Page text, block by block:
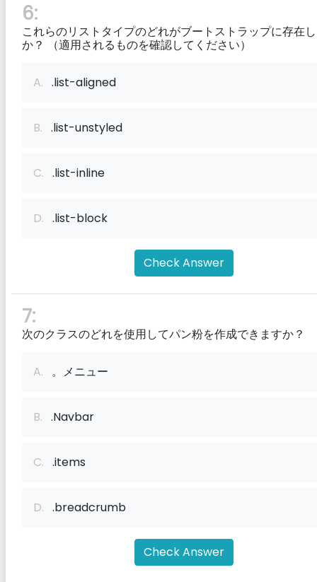
6:
これらのリストタイプのどれがブートストラップに存在
か？ （適用されるものを確認してください）
A. .list-aligned
B. .list-unstyled
C. .list-inline
D. .list-block
Check Answer
7:
次のクラスのどれを使用してパン粉を作成できますか？
A. 。メニュー
B. .Navbar
C. .items
D. .breadcrumb
Check Answer